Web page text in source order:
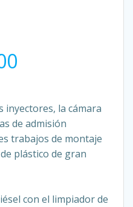
actual
es:
inyectores, la cámara
de admisión
trabajos de montaje
plástico de gran
con el limpiador de